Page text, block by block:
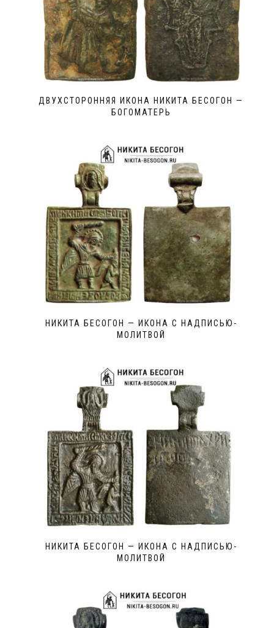
ДВУХСТОРОННЯЯ ИКОНА НИКИТА БЕСОГОН —
БОГОМАТЕРЬ
НИКИТА БЕСОГОН — ИКОНА С НАДПИСЬЮ-
МОЛИТВОЙ
НИКИТА БЕСОГОН — ИКОНА С НАДПИСЬЮ-
МОЛИТВОЙ